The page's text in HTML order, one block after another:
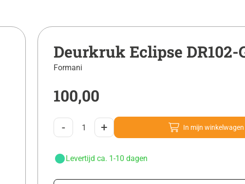
Deurkruk Eclipse DR102-
Formani
100,00
- + In mijn winkelwagen
Levertijd ca. 1-10 dagen